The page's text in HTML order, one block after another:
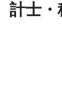
計士・